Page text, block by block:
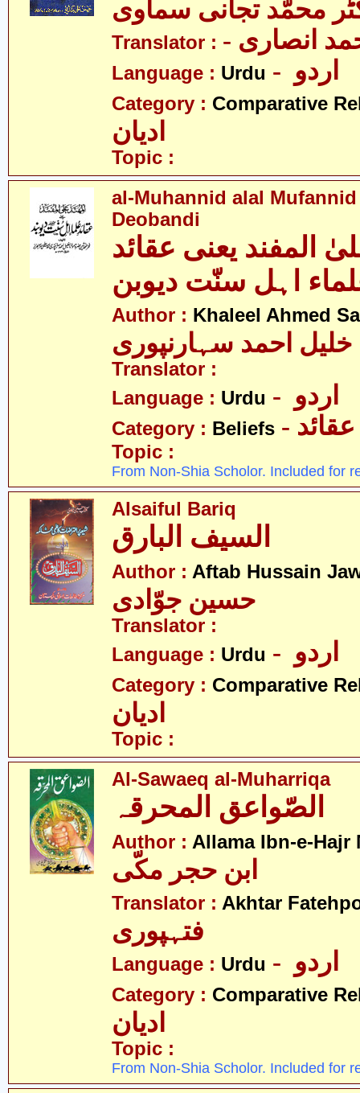
محمّد تجانی سماوی
Translator : انصاری
Language : Urdu
Category : Comparative
ادیان
Topic :
al-Muhannid alal Mufannid
Deobandi
المفند یعنی عقائد
اہل سنّت دیوبن
Author : Khaleel Ahmed
خلیل احمد سہارنپوری
Translator :
Language : Urdu
Category : Beliefs - عقائد
Topic :
From Non-Shia Scholor. Included for
Alsaiful Bariq
Author : Aftab Hussain
Translator :
Language : Urdu
Category : Comparative
ادیان
Topic :
Al-Sawaeq al-Muharriqa
Author : Allama Ibn-e-Hajr
ابن حجر مکّی
Translator : Akhtar
فتہپوری
Language : Urdu
Category : Comparative
ادیان
Topic :
From Non-Shia Scholor. Included for